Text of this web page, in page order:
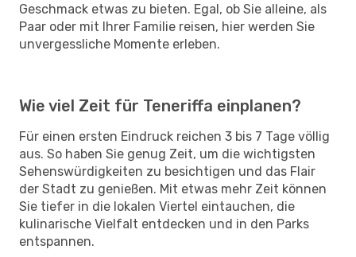
Geschmack etwas zu bieten. Egal, ob Sie alleine, als
Paar oder mit Ihrer Familie reisen, hier werden Sie
unvergessliche Momente erleben.
Wie viel Zeit für Teneriffa einplanen?
Für einen ersten Eindruck reichen 3 bis 7 Tage völlig
aus. So haben Sie genug Zeit, um die wichtigsten
Sehenswürdigkeiten zu besichtigen und das Flair
der Stadt zu genießen. Mit etwas mehr Zeit können
Sie tiefer in die lokalen Viertel eintauchen, die
kulinarische Vielfalt entdecken und in den Parks
entspannen.